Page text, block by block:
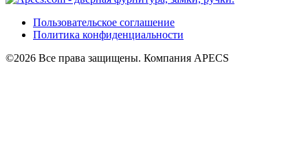
Пользовательское соглашение
Политика конфиденциальности
©2026 Все права защищены. Компания APECS